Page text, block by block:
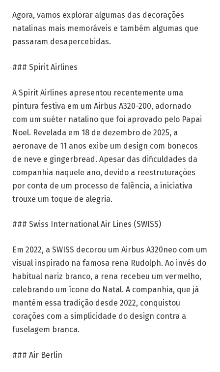
Agora, vamos explorar algumas das decorações
natalinas mais memoráveis e também algumas que
passaram desapercebidas.
### Spirit Airlines
A Spirit Airlines apresentou recentemente uma
pintura festiva em um Airbus A320-200, adornado
com um suéter natalino que foi aprovado pelo Papai
Noel. Revelada em 18 de dezembro de 2025, a
aeronave de 11 anos exibe um design com bonecos
de neve e gingerbread. Apesar das dificuldades da
companhia naquele ano, devido a reestruturações
por conta de um processo de falência, a iniciativa
trouxe um toque de alegria.
### Swiss International Air Lines (SWISS)
Em 2022, a SWISS decorou um Airbus A320neo com um
visual inspirado na famosa rena Rudolph. Ao invés do
habitual nariz branco, a rena recebeu um vermelho,
celebrando um ícone do Natal. A companhia, que já
mantém essa tradição desde 2022, conquistou
corações com a simplicidade do design contra a
fuselagem branca.
### Air Berlin